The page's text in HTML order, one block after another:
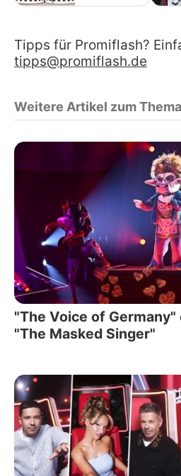
Tipps für Promiflash?
tipps@promiflash.de
Weitere Artikel zum Thema
"The Voice of
"The Masked Singer"